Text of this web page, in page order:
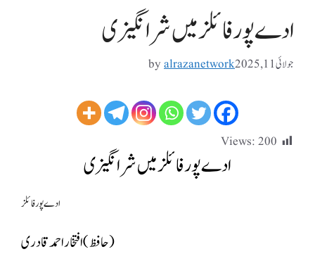
ادے پور فائلز میں شرانگیزی
جولائی 11, 2025 byalrazanetwork
Views: 200
ادے پور فائلز میں شرانگیزی
ادے پور فائلز
(حافظ)افتخاراحمدقادری